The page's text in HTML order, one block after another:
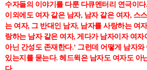
수자들의 이야기를 다룬 다큐멘터리 연극이
이외에도 여자 같은 남자, 남자 같은 여자, 스
는 여자, 그 반대인 남자, 남자를 사랑하는 여
랑하는 남자 같은 여자, 게다가 남자이자 여자
아닌 간성도 존재한다.’ 그런데 어떻게 남자
있는지를 묻는다. 헤드윅은 남자도 여자도 아